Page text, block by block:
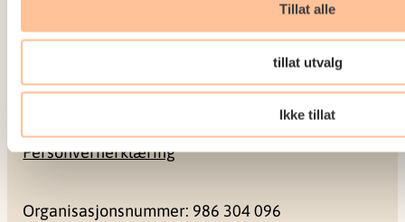
Tillat alle
tillat utvalg
Ikke tillat
Facebook
Personvernerklæring
Organisasjonsnummer: 986 304 096